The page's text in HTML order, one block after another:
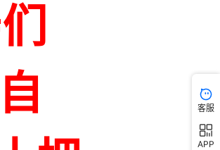
客服
APP